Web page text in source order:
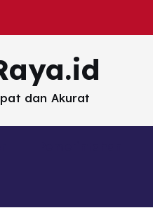
dan Akurat